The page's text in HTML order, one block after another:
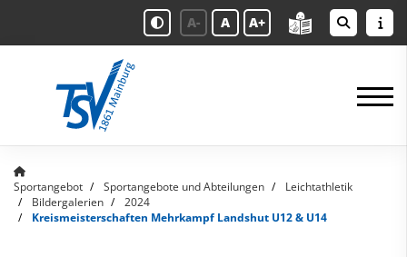
A- A A+
Sportangebot Sportangebote und Abteilungen
Leichtathletik
Bildergalerien
2024
Kreismeisterschaften Mehrkampf Landshut U12 & U14